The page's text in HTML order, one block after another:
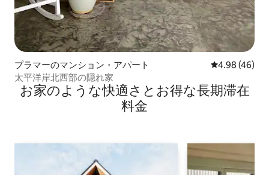
プラマーのマンション・アパート レビュー46
4.98 (46)
太平洋岸北西部の隠れ家
お家のような快⁠適⁠さ⁠とお⁠得⁠な長⁠期⁠滞⁠在
料⁠金